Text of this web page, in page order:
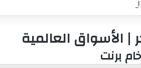
الأسواق العالمية
برنت